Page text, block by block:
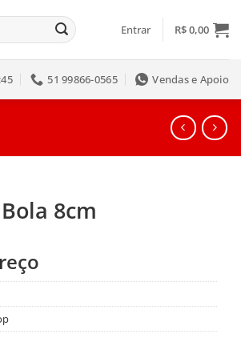
Entrar R$0,00
51 99866-0565 Vendas e Apoio
8cm